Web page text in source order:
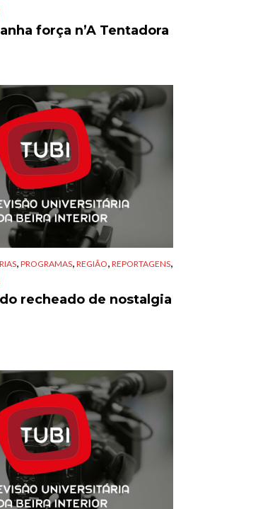
força n’A Tentadora
PROGRAMAS REGIÃO REPORTAGENS
recheado de nostalgia